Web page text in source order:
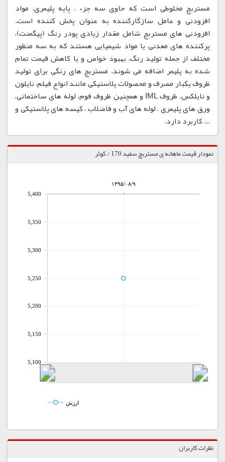
مستربچ مخلوطی است که حاوی سه جزء ، پایه پلیمری، مواد
افزودنی و عامل سازگارکننده به عنوان پخش کننده است.
افزودنی های مستربچ شامل مقدار زیادی پودر رنگ (پیگمنت)،
پرکننده های معدنی یا مواد شیمیایی هستند که به سه منظور
مختلف از جمله تولید رنگ، بهبود خواص و یا کاهش قیمت تمام
شده به پلیمر اضافه می شوند. مستربچ های رنگی برای تولید
ظروف یکبار مصرف و محصولات پلاستیکی مانند انواع فیلم، نایلون
و نایلکس، ظروف IML و همچنین ظروف فوم، لوله های ساختمانی،
ورق های پلیمری ، لوله های آب و فاضلاب ، کیسه های پلاستیکی و
... کاربرد دارد.
نمودار قیمت ماهانه ی مستربچ سفید 170 / کوثر
۱۳۹۵/۰۸/۹
5,100
5,150
5,200
5,250
5,300
5,350
5,400
ارزش
نظرات کاربران